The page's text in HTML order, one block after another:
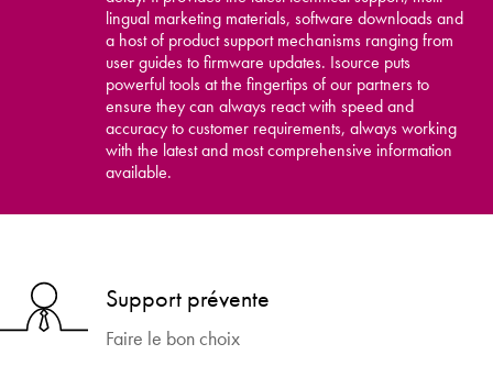
lingual marketing materials, software downloads and
a host of product support mechanisms ranging from
user guides to firmware updates. Isource puts
powerful tools at the fingertips of our partners to
ensure they can always react with speed and
accuracy to customer requirements, always working
with the latest and most comprehensive information
available.
Support prévente
Faire le bon choix